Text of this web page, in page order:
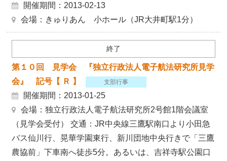
開催期間：2013-02-13
会場：きゅりあん 小ホール（JR大井町駅1分）
終了
第１０回 見学会 『独立行政法人電子航法研究所見学
会』 記号【 Ｒ 】
支部行事
開催期間：2013-01-25
会場：独立行政法人電子航法研究所2号館1階会議室
（見学会受付） 交通：JR中央線三鷹駅南口より小田急
バス仙川行、晃華学園東行、新川団地中央行きで「三鷹
農協前」下車南へ徒歩5分。あるいは、吉祥寺駅公園口